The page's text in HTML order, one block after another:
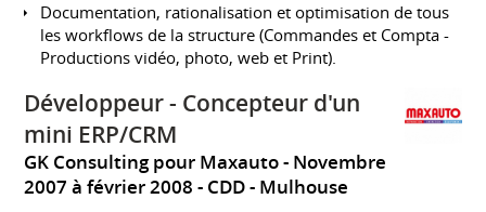
Documentation, rationalisation et optimisation de tous
les workflows de la structure (Commandes et Compta -
Productions vidéo, photo, web et Print).
Développeur - Concepteur d'un
mini ERP/CRM
GK Consulting pour Maxauto
Novembre
2007 à février 2008 CDD Mulhouse